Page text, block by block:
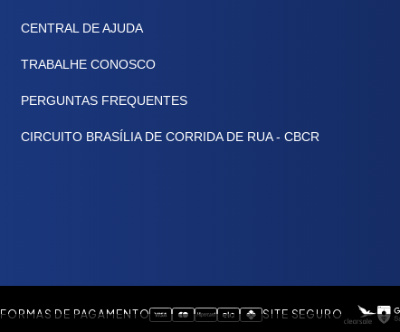
CENTRAL DE AJUDA
TRABALHE CONOSCO
PERGUNTAS FREQUENTES
CIRCUITO BRASÍLIA DE CORRIDA DE RUA - CBCR
FORMAS DE PAGAMENTO SITE SEGURO